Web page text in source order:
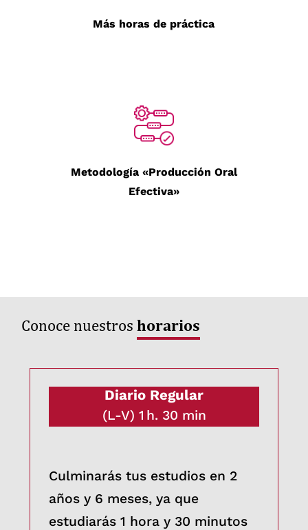
Más horas de práctica
Metodología «Producción Oral
Efectiva»
Conoce nuestroshorarios
Diario Regular
(L-V) 1 h. 30 min
Culminarás tus estudios en 2
años y 6 meses, ya que
estudiarás 1 hora y 30 minutos